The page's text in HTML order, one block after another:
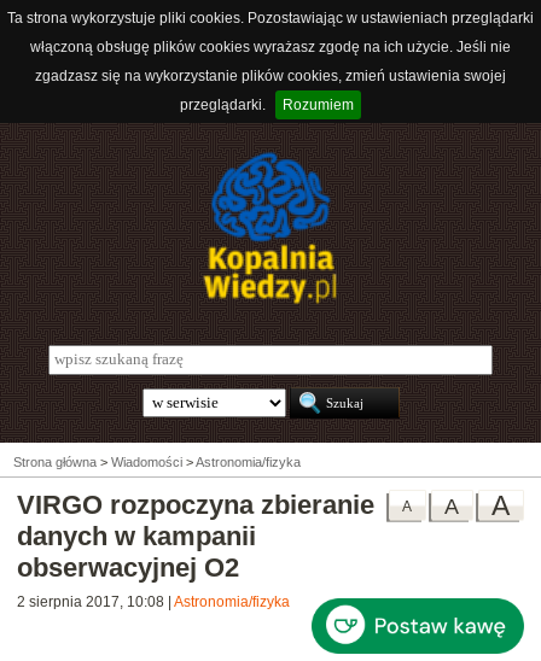
Ta strona wykorzystuje pliki cookies. Pozostawiając w ustawieniach przeglądarki
włączoną obsługę plików cookies wyrażasz zgodę na ich użycie. Jeśli nie
zgadzasz się na wykorzystanie plików cookies, zmień ustawienia swojej
przeglądarki.
Rozumiem
Strona główna > Wiadomości >Astronomia/fizyka
A
A
A
VIRGO rozpoczyna zbieranie
danych w kampanii
obserwacyjnej O2
2 sierpnia 2017, 10:08 Astronomia/fizyka